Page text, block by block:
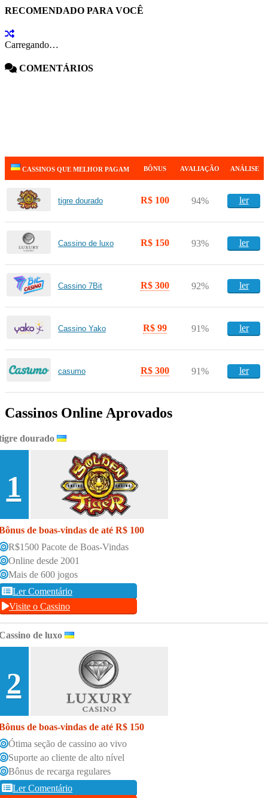
RECOMENDADO PARA VOCÊ
Carregando…
COMENTÁRIOS
CASSINOS QUE MELHOR PAGAM BÔNUS AVALIAÇÃO ANÁLISE
tigre dourado R$ 100 94% ler
Cassino de luxo R$ 150 93% ler
Cassino 7Bit R$ 300 92% ler
Cassino Yako R$ 99 91% ler
casumo R$ 300 91% ler
Cassinos Online Aprovados
dourado
1
de boas-vindas de até R$ 100
R$1500 Pacote de Boas-Vindas
Online desde 2001
Mais de 600 jogos
Ler Comentário
Visite o Cassino
de luxo
2
de boas-vindas de até R$ 150
Ótima seção de cassino ao vivo
Suporte ao cliente de alto nível
Bônus de recarga regulares
Ler Comentário